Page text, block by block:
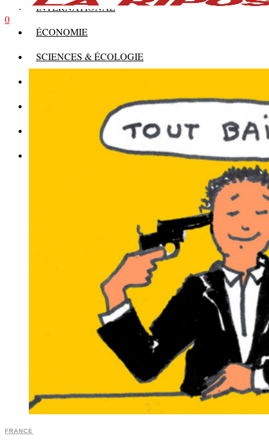
INTERNATIONAL
ÉCONOMIE
SCIENCES & ÉCOLOGIE
0
FRANCE